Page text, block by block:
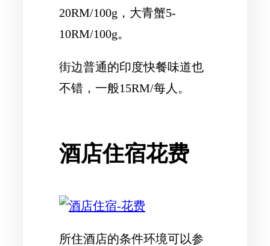
20RM/100g，大青蟹5-
10RM/100g。
街边普通的印度快餐味道也
不错，一般15RM/每人。
酒店住宿花费
所住酒店的条件环境可以参